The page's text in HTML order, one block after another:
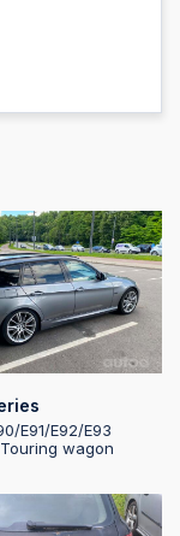
E91/E92/E93
wagon